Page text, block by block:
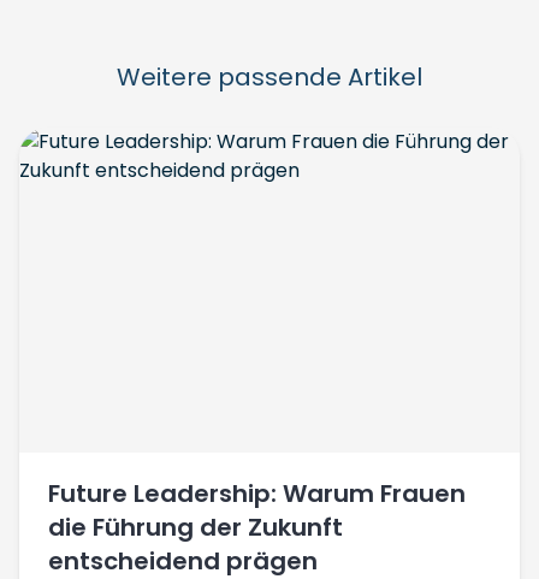
Weitere passende Artikel
Future Leadership: Warum Frauen
die Führung der Zukunft
entscheidend prägen